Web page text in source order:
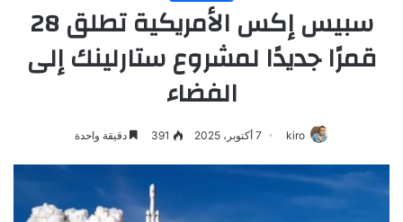
سبيس إكس الأمريكية تطلق 28
قمرًا جديدًا لمشروع ستارلينك إلى
الفضاء
kiro 7 أكتوبر، 2025 391 دقيقة واحدة